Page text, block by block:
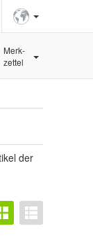
Merk-
zettel
der